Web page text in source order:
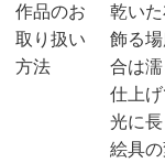
作品のお
取り扱い
方法
乾い
飾る
合は
仕上
光に
絵具